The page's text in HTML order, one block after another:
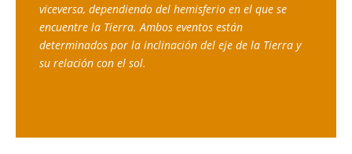
viceversa, dependiendo del hemisferio en el que se
encuentre la Tierra. Ambos eventos están
determinados por la inclinación del eje de la Tierra y
su relación con el sol.